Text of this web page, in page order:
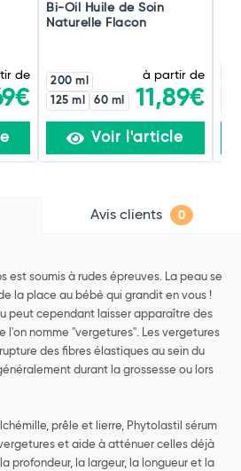
de
Bi-Oil Huile de Soin
Naturelle Flacon
200 ml
125 ml
60 ml
à partir de
11,89€
Voir l'article
Avis clients 0
est soumis à rudes épreuves. La peau se
la place au bébé qui grandit en vous !
peut cependant laisser apparaître des
l'on nomme "vergetures". Les vergetures
des fibres élastiques au sein du
durant la grossesse ou lors
prêle et lierre, Phytolastil sérum
et aide à atténuer celles déjà
profondeur, la largeur, la longueur et la